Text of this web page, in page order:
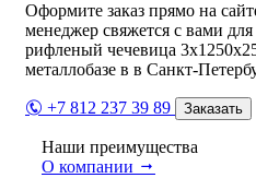
Оформите заказ прямо на
менеджер свяжется с вами
рифленый чечевица
металлобазе в в Санкт-
+7 812 237 39 89 Заказать
Наши преимущества
О компании